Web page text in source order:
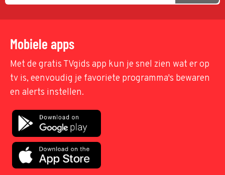
Mobiele apps
Met de gratis TVgids app kun je snel zien wat er op
tv is, eenvoudig je favoriete programma's bewaren
en alerts instellen.